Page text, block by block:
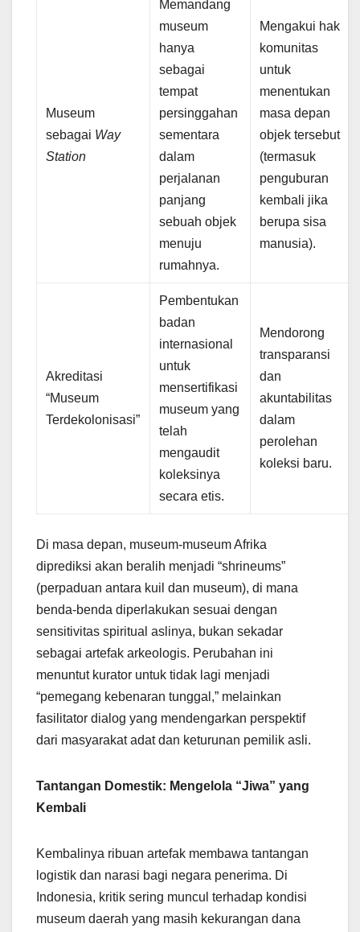
Museum
sebagai Way
Station
Memandang
museum
hanya
sebagai
tempat
persinggahan
sementara
dalam
perjalanan
panjang
sebuah objek
menuju
rumahnya.
Mengakui hak
komunitas
untuk
menentukan
masa depan
objek tersebut
(termasuk
penguburan
kembali jika
berupa sisa
manusia).
Akreditasi
“Museum
Terdekolonisasi”
Pembentukan
badan
internasional
untuk
mensertifikasi
museum yang
telah
mengaudit
koleksinya
secara etis.
Mendorong
transparansi
dan
akuntabilitas
dalam
perolehan
koleksi baru.
Di masa depan, museum-museum Afrika
diprediksi akan beralih menjadi “shrineums”
(perpaduan antara kuil dan museum), di mana
benda-benda diperlakukan sesuai dengan
sensitivitas spiritual aslinya, bukan sekadar
sebagai artefak arkeologis. Perubahan ini
menuntut kurator untuk tidak lagi menjadi
“pemegang kebenaran tunggal,” melainkan
fasilitator dialog yang mendengarkan perspektif
dari masyarakat adat dan keturunan pemilik asli.
Tantangan Domestik: Mengelola “Jiwa” yang
Kembali
Kembalinya ribuan artefak membawa tantangan
logistik dan narasi bagi negara penerima. Di
Indonesia, kritik sering muncul terhadap kondisi
museum daerah yang masih kekurangan dana